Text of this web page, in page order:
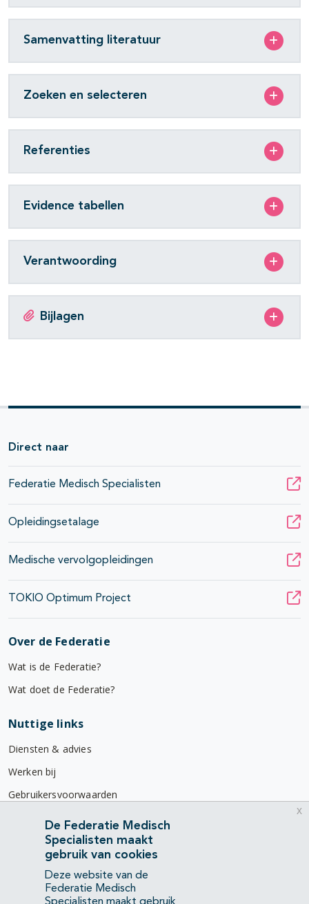
Samenvatting literatuur
Zoeken en selecteren
Referenties
Evidence tabellen
Verantwoording
Bijlagen
Direct naar
Federatie Medisch Specialisten
Opleidingsetalage
Medische vervolgopleidingen
TOKIO Optimum Project
Over de Federatie
Wat is de Federatie?
Wat doet de Federatie?
Nuttige links
Diensten & advies
Werken bij
Gebruikersvoorwaarden
Privacyverklaring
Contact
Mercatorlaan 1200
3528 BL Utrecht
De Federatie Medisch
Specialisten maakt
gebruik van cookies
Deze website van de
Federatie Medisch
x